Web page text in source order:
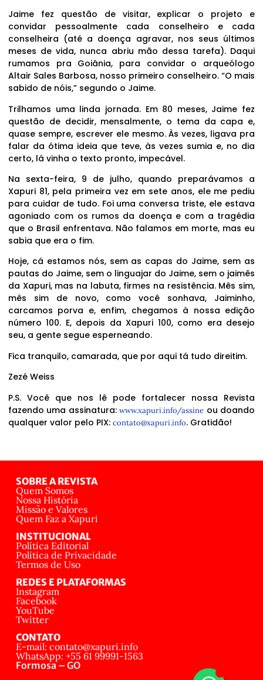
Jaime fez questão de visitar, explicar o projeto e
convidar pessoalmente cada conselheiro e cada
conselheira (até a doença agravar, nos seus últimos
meses de vida, nunca abriu mão dessa tarefa). Daqui
rumamos pra Goiânia, para convidar o arqueólogo
Altair Sales Barbosa, nosso primeiro conselheiro. “O mais
sabido de nóis,” segundo o Jaime.
Trilhamos uma linda jornada. Em 80 meses, Jaime fez
questão de decidir, mensalmente, o tema da capa e,
quase sempre, escrever ele mesmo. Às vezes, ligava pra
falar da ótima ideia que teve, às vezes sumia e, no dia
certo, lá vinha o texto pronto, impecável.
Na sexta-feira, 9 de julho, quando preparávamos a
Xapuri 81, pela primeira vez em sete anos, ele me pediu
para cuidar de tudo. Foi uma conversa triste, ele estava
agoniado com os rumos da doença e com a tragédia
que o Brasil enfrentava. Não falamos em morte, mas eu
sabia que era o fim.
Hoje, cá estamos nós, sem as capas do Jaime, sem as
pautas do Jaime, sem o linguajar do Jaime, sem o jaimês
da Xapuri, mas na labuta, firmes na resistência. Mês sim,
mês sim de novo, como você sonhava, Jaiminho,
carcamos porva e, enfim, chegamos à nossa edição
número 100. E, depois da Xapuri 100, como era desejo
seu, a gente segue esperneando.
Fica tranquilo, camarada, que por aqui tá tudo direitim.
Zezé Weiss
P.S. Você que nos lê pode fortalecer nossa Revista
fazendo uma assinatura:www.xapuri.info/assine ou doando
qualquer valor pelo PIX: contato@xapuri.info. Gratidão!
SOBRE A REVISTA
Quem Somos
Nossa História
Missão e Valores
Quem Faz a Xapuri
INSTITUCIONAL
Política Editorial
Política de Privacidade
Termos de Uso
REDES E PLATAFORMAS
Instagram
Facebook
YouTube
Twitter
CONTATO
E-mail: contato@xapuri.info
WhatsApp: +55 61 99991-1563
Formosa – GO